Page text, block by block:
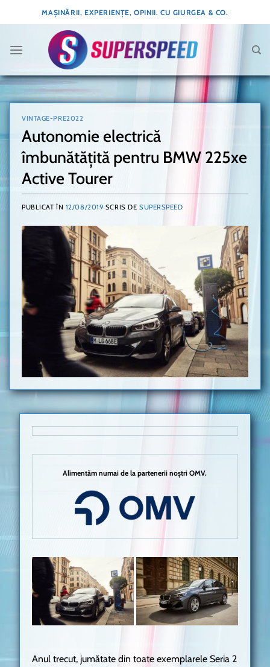
to
MAȘINĂRII, EXPERIENȚE, OPINII. CU GIURGEA & CO.
VINTAGE-PRE2022
Autonomie electrică
îmbunătățită pentru BMW 225xe
Active Tourer
PUBLICAT ÎN 12/08/2019 SCRIS DE SUPERSPEED
Alimentăm numai de la partenerii noștri OMV.
Anul trecut, jumătate din toate exemplarele Seria 2